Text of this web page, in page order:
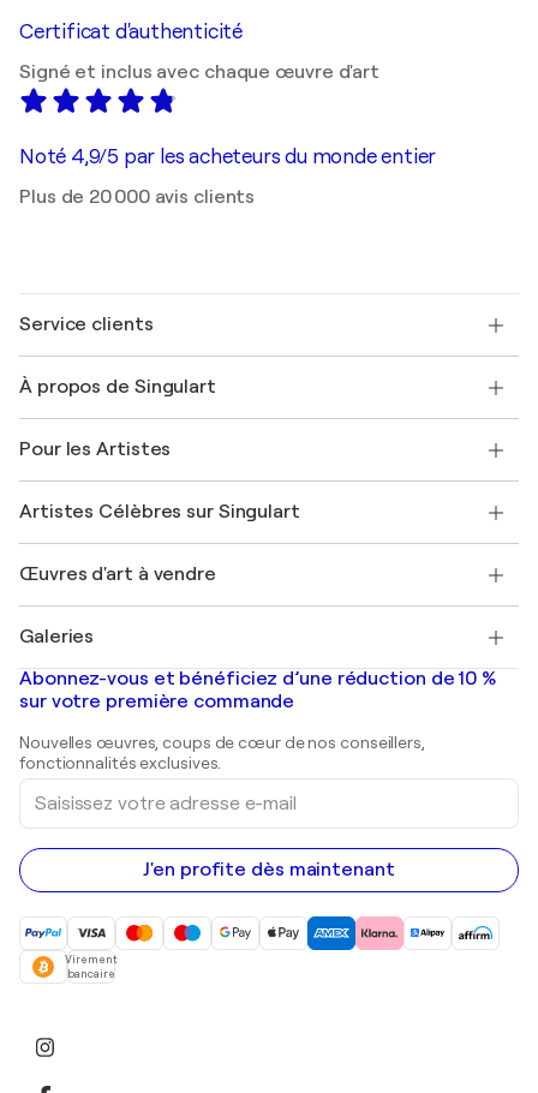
Certificat d'authenticité
Signé et inclus avec chaque œuvre d'art
Noté 4,9/5 par les acheteurs du monde entier
Plus de 20 000 avis clients
Service clients
Expédition
Offrir une carte cadeau
Rejoignez notre programme commercial
Mon compte
+33 1 76 44 06 42
À propos de Singulart
FAQ
Magazine Singulart
Emplois
Découvrez une sélection d'art original
Pour les Artistes
Se connecter en tant qu'Artiste
Artistes Célèbres sur Singulart
Marc Chagall
Banksy
Mr. Brainwash
Shepard Fairey
Œuvres d'art à vendre
Tableaux abstraits à vendre
Peintures de paysage
Estampes
Peintures acryliques
Galeries
Galeries d'art en France
Galeries d'art en Belgique
Abonnez-vous et bénéficiez d’une réduction de 10 %
sur votre première commande
Nouvelles œuvres, coups de cœur de nos conseillers,
fonctionnalités exclusives.
Saisissez
votre
adresse
e-
mail
J'en profite dès maintenant
Virement
bancaire